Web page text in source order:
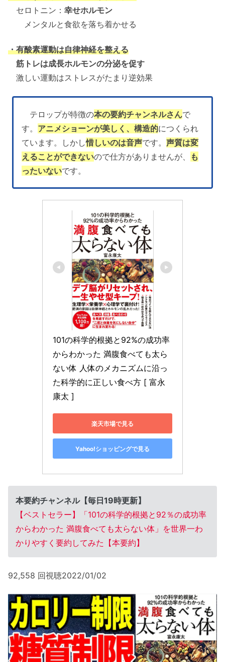
セロトニン： 幸せホルモン
メンタルと食欲を落ち着かせる
・有酸素運動は自律神経を整える
筋トレは成長ホルモンの分泌を促す
激しい運動はストレスがたまり逆効果
テロップが特徴の本の要約チャンネルさんで
す。 アニメショーンが美しく、構造的につくられ
ています。しかし惜しいのは音声です。声質は変
えることができないので仕方がありませんが、
も
ったいないです。
101の科学的根拠と92%の成功率
からわかった 満腹食べても太ら
ない体 人体のメカニズムに沿っ
た科学的に正しい食べ方 [ 富永
康太 ]
楽天市場で見る
Yahoo!ショッピングで見る
本要約チャンネル【毎日19時更新】
【ベストセラー】「101の科学的根拠と92％の成功率
からわかった 満腹食べても太らない体」を世界一わ
かりやすく要約してみた【本要約】
92,558 回視聴2022/01/02